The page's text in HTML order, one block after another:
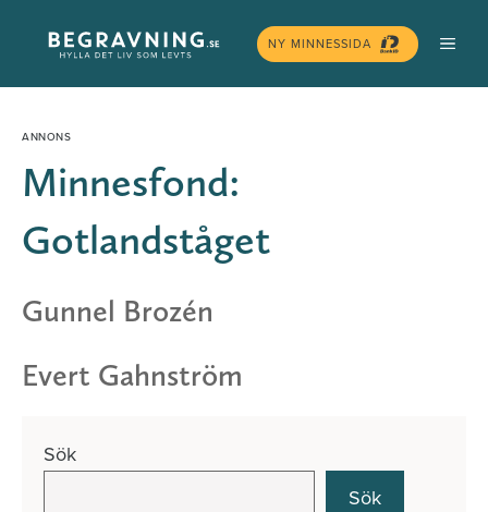
innehåll
NY MINNESSIDA
Minnesfond:
Gotlandståget
Gunnel Brozén
Evert Gahnström
Sök
Sök